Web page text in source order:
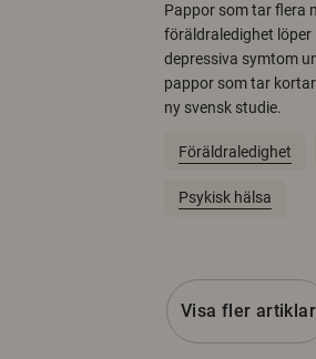
Pappor som tar flera
föräldraledighet
depressiva symtom
pappor som tar
ny svensk studie.
Föräldraledighet
Psykisk hälsa
Visa fler artiklar